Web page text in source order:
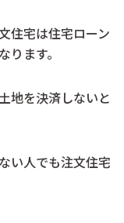
住宅は住宅ローン
ます。
地を決済しないと
い人でも注文住宅